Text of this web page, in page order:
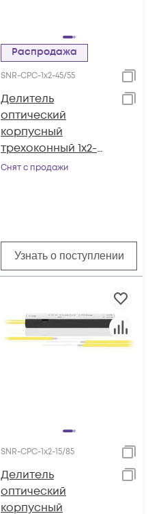
Распродажа
SNR-CPС-1x2-45/55
Делитель
оптический
корпусный
трехоконный 1х2-
45/55
Снят с продажи
Узнать о поступлении
SNR-CPС-1x2-15/85
Делитель
оптический
корпусный